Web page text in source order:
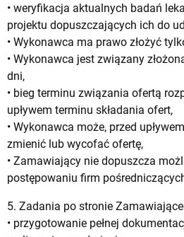
• weryfikacja aktualnych badań
projektu dopuszczających ich do
• Wykonawca ma prawo złożyć
• Wykonawca jest związany
dni,
• bieg terminu związania ofertą
upływem terminu składania ofert,
• Wykonawca może, przed
zmienić lub wycofać ofertę,
• Zamawiający nie dopuszcza
postępowaniu firm
5. Zadania po stronie
• przygotowanie pełnej